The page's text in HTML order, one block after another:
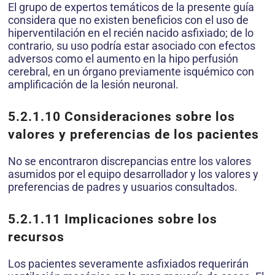
El grupo de expertos temáticos de la presente guía
considera que no existen beneficios con el uso de
hiperventilación en el recién nacido asfixiado; de lo
contrario, su uso podría estar asociado con efectos
adversos como el aumento en la hipo perfusión
cerebral, en un órgano previamente isquémico con
amplificación de la lesión neuronal.
5.2.1.10 Consideraciones sobre los
valores y preferencias de los pacientes
No se encontraron discrepancias entre los valores
asumidos por el equipo desarrollador y los valores y
preferencias de padres y usuarios consultados.
5.2.1.11 Implicaciones sobre los
recursos
Los pacientes severamente asfixiados requerirán